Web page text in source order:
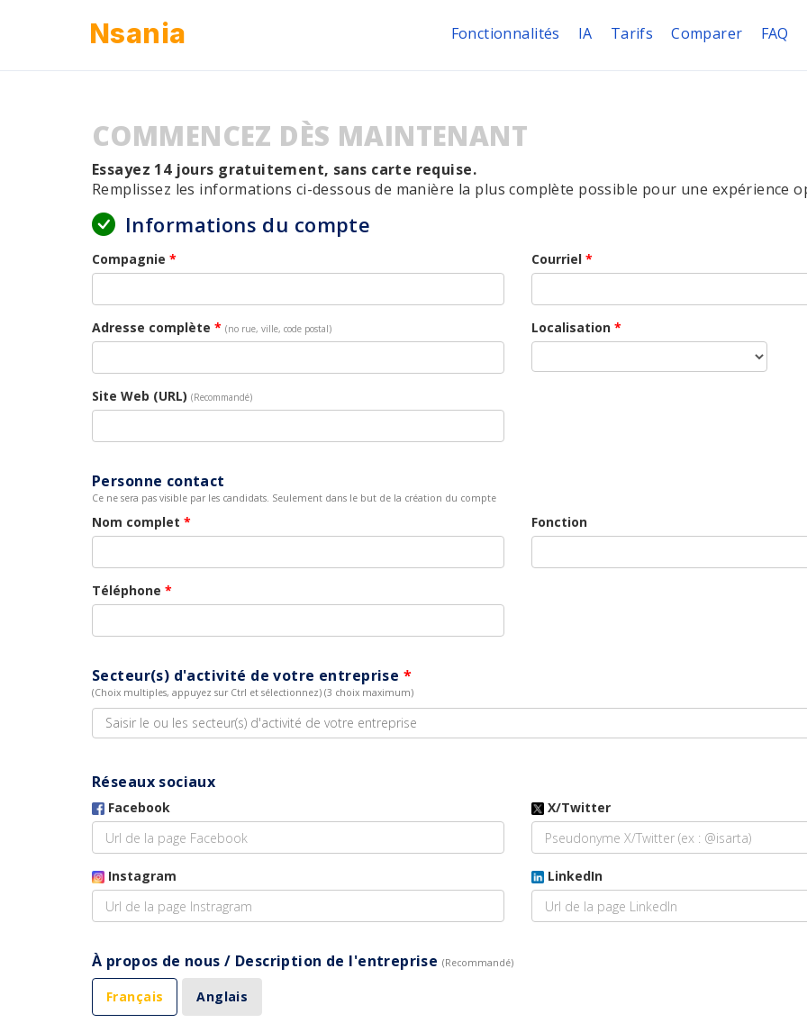
Nsania Fonctionnalités IA Tarifs Comparer FAQ
COMMENCEZ DÈS MAINTENANT
Essayez 14 jours gratuitement, sans carte requise.
Remplissez les informations ci-dessous de manière la plus complète possible pour une expérience
Informations du compte
Compagnie * Courriel *
Adresse complète * (no rue, ville, code postal) Localisation *
Site Web (URL) (Recommandé)
Personne contact
Ce ne sera pas visible par les candidats. Seulement dans le but de la création du compte
Nom complet * Fonction
Téléphone *
Secteur(s) d'activité de votre entreprise *
(Choix multiples, appuyez sur Ctrl et sélectionnez) (3 choix maximum)
Réseaux sociaux
Facebook X/Twitter
Instagram LinkedIn
À propos de nous / Description de l'entreprise (Recommandé)
Français Anglais